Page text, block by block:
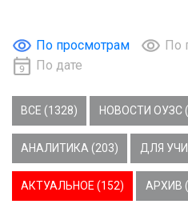
По просмотрам
По
По дате
ВСЕ (1328) НОВОСТИ ОУЗС
АНАЛИТИКА (203) ДЛЯ
АКТУАЛЬНОЕ (152) АРХИВ